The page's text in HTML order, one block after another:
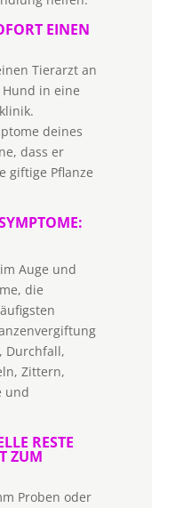
EINEN
Tierarzt an
in eine
deines
dass er
giftige Pflanze
Auge und
die
Durchfall,
Zittern,
und
RESTE
ZUM
Proben oder